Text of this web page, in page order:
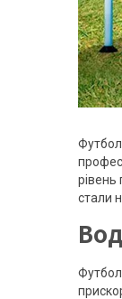
рівень
стали